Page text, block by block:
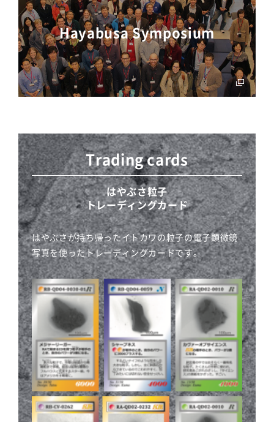
Hayabusa Symposium
Trading cards
はやぶさ粒子
トレーディングカード
はやぶさが持ち帰ったイトカワの粒子の電子顕微鏡
写真を使ったトレーディングカードです。